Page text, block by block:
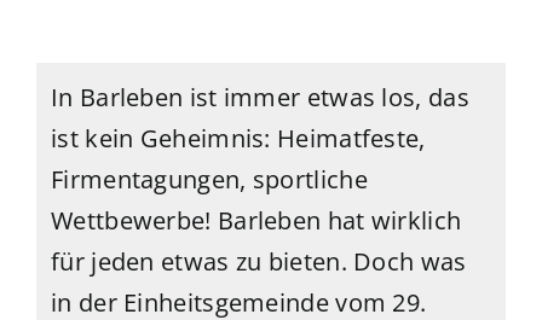
In Barleben ist immer etwas los, das
ist kein Geheimnis: Heimatfeste,
Firmentagungen, sportliche
Wettbewerbe! Barleben hat wirklich
für jeden etwas zu bieten. Doch was
in der Einheitsgemeinde vom 29.